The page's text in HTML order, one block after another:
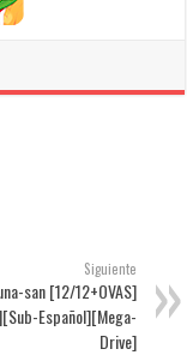
Siguiente
san [12/12+OVAS]
Español][Mega-
Drive]